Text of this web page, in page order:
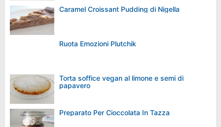
Caramel Croissant Pudding di Nigella
Ruota Emozioni Plutchik
Torta soffice vegan al limone e semi di
papavero
Preparato Per Cioccolata In Tazza